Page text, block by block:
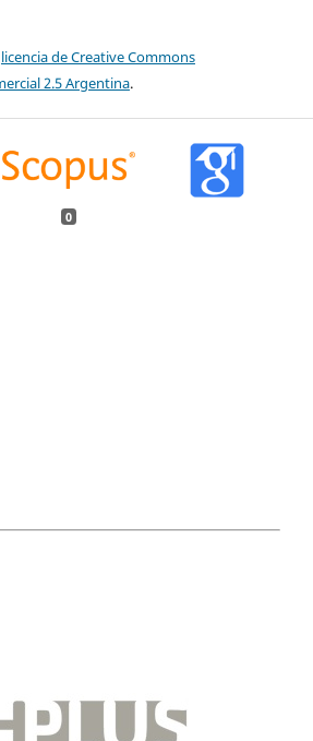
licencia de Creative Commons
2.5 Argentina.
0